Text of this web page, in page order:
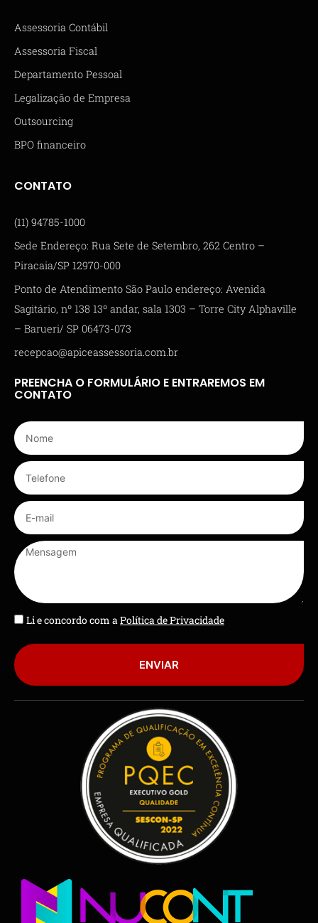
Assessoria Contábil
Assessoria Fiscal
Departamento Pessoal
Legalização de Empresa
Outsourcing
BPO financeiro
CONTATO
(11) 94785-1000
Sede Endereço: Rua Sete de Setembro, 262 Centro –
Piracaia/SP 12970-000
Ponto de Atendimento São Paulo endereço: Avenida
Sagitário, nº 138 13º andar, sala 1303 – Torre City Alphaville
– Barueri/ SP 06473-073
recepcao@apiceassessoria.com.br
PREENCHA O FORMULÁRIO E ENTRAREMOS EM
CONTATO
Li e concordo com aPolítica de Privacidade
ENVIAR